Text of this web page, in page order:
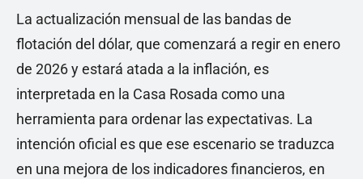
La actualización mensual de las bandas de
flotación del dólar, que comenzará a regir en enero
de 2026 y estará atada a la inflación, es
interpretada en la Casa Rosada como una
herramienta para ordenar las expectativas. La
intención oficial es que ese escenario se traduzca
en una mejora de los indicadores financieros, en